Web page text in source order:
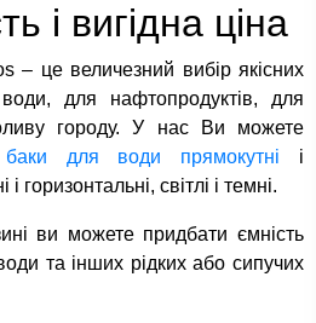
і вигідна ціна
– це величезний вибір якісних
для нафтопродуктів, для
городу. У нас Ви можете
баки для води прямокутні і
горизонтальні, світлі і темні.
ви можете придбати ємність
та інших рідких або сипучих